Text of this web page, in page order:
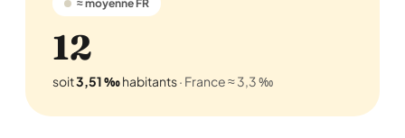
≈ moyenne FR
12
soit3,51 ‰habitants· France ≈ 3,3 ‰